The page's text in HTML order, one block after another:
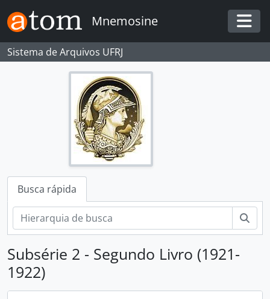
Skip to main content
Mnemosine
Sistema de Arquivos UFRJ
Busca rápida
Subsérie 2 - Segundo Livro (1921-
1922)